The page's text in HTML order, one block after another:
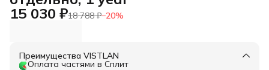
15 030 ₽18 788 ₽−20%
Преимущества VISTLAN
Оплата частями в Сплит